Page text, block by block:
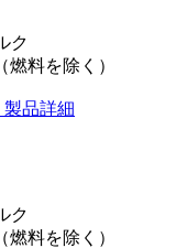
ク
燃料を除く）
製品詳細
ク
燃料を除く）